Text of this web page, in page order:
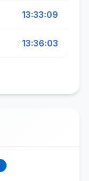
13:33:09
13:36:03